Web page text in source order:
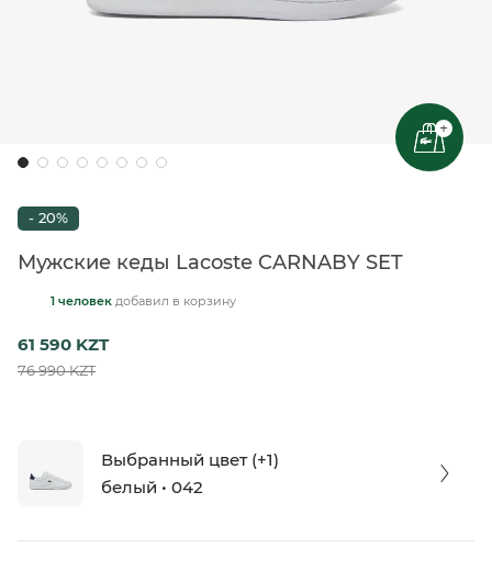
+
- 20%
Мужские кеды Lacoste CARNABY SET
1 человек добавил в корзину
61 590 KZT
76 990 KZT
Выбранный цвет (+1)
белый • 042